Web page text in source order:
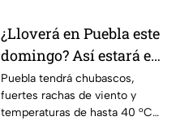
¿Lloverá en Puebla este
domingo? Así estará el
clima HOY 9 de agosto
Puebla tendrá chubascos,
fuertes rachas de viento y
temperaturas de hasta 40 °C